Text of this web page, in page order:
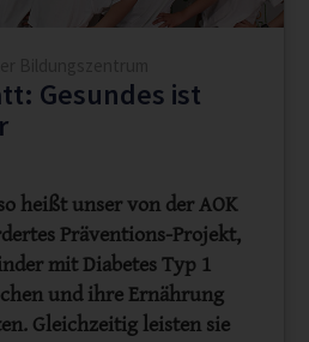
Gesundes ist
heißt unser von der AOK
Präventions-Projekt,
mit Diabetes Typ 1
und ihre Ernährung
Gleichzeitig leisten sie